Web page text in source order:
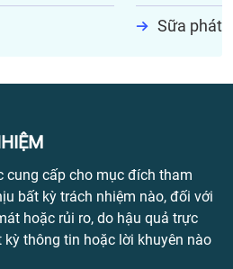
Sữa phát
cung cấp cho mục đích tham
bất kỳ trách nhiệm nào, đối với
hoặc rủi ro, do hậu quả trực
thông tin hoặc lời khuyên nào